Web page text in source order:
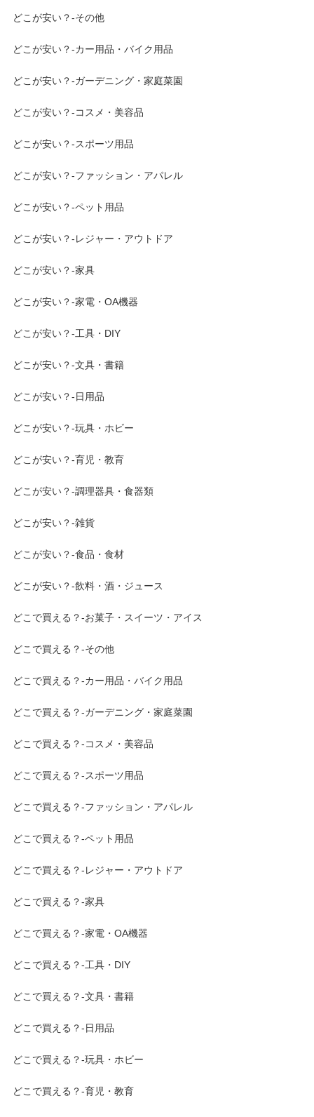
どこが安い？-その他
どこが安い？-カー用品・バイク用品
どこが安い？-ガーデニング・家庭菜園
どこが安い？-コスメ・美容品
どこが安い？-スポーツ用品
どこが安い？-ファッション・アパレル
どこが安い？-ペット用品
どこが安い？-レジャー・アウトドア
どこが安い？-家具
どこが安い？-家電・OA機器
どこが安い？-工具・DIY
どこが安い？-文具・書籍
どこが安い？-日用品
どこが安い？-玩具・ホビー
どこが安い？-育児・教育
どこが安い？-調理器具・食器類
どこが安い？-雑貨
どこが安い？-食品・食材
どこが安い？-飲料・酒・ジュース
どこで買える？-お菓子・スイーツ・アイス
どこで買える？-その他
どこで買える？-カー用品・バイク用品
どこで買える？-ガーデニング・家庭菜園
どこで買える？-コスメ・美容品
どこで買える？-スポーツ用品
どこで買える？-ファッション・アパレル
どこで買える？-ペット用品
どこで買える？-レジャー・アウトドア
どこで買える？-家具
どこで買える？-家電・OA機器
どこで買える？-工具・DIY
どこで買える？-文具・書籍
どこで買える？-日用品
どこで買える？-玩具・ホビー
どこで買える？-育児・教育